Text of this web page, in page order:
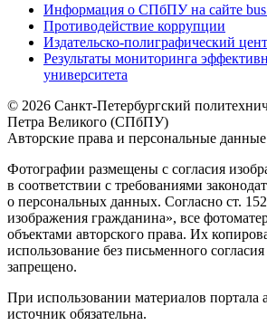
Информация о СПбПУ на сайте
Противодействие коррупции
Издательско-полиграфический
Результаты мониторинга
университета
© 2026 Санкт-Петербургский
Петра Великого (СПбПУ)
Авторские права и персональные данные
Фотографии размещены с согласия
в соответствии с требованиями
о персональных данных. Согласно ст.
изображения гражданина», все
объектами авторского права. Их
использование без письменного
запрещено.
При использовании материалов портала
источник обязательна.